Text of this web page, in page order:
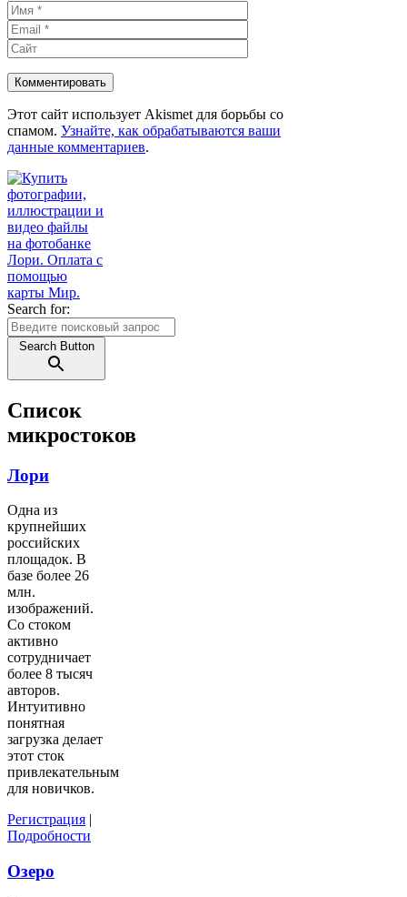
Имя
Этот сайт использует Akismet для борьбы со
спамом. Узнайте, как обрабатываются ваши
данные комментариев.
Search for:
Search Button
Список
микростоков
Лори
Одна из
крупнейших
российских
площадок. В
базе более 26
млн.
изображений.
Со стоком
активно
сотрудничает
более 8 тысяч
авторов.
Интуитивно
понятная
загрузка делает
этот сток
привлекательным
для новичков.
Регистрация |
Подробности
Озеро